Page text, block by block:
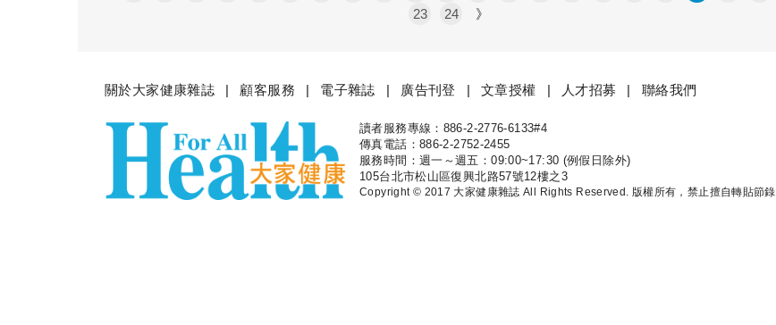
23
24 》
關於大家健康雜誌 顧客服務 電子雜誌 廣告刊登 文章授權 人才招募 聯絡我們
大家健康
讀者服務專線：886-2-2776-6133#4
傳真電話：886-2-2752-2455
服務時間：週一～週五：09:00~17:30 (例假日除外)
105台北市松山區復興北路57號12樓之3
Copyright © 2017 大家健康雜誌 All Rights Reserved. 版權所有，禁止擅自轉貼節錄